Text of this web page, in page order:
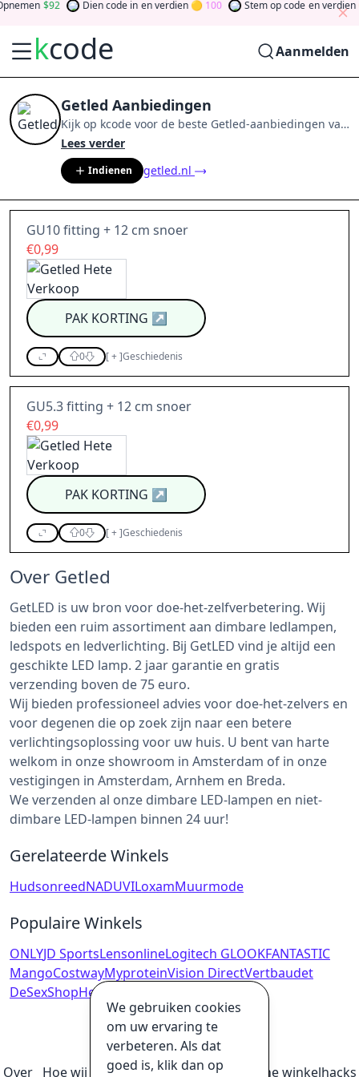
92 Dien code in en verdien 100 Stem op code en verdien
kcode Aanmelden
Getled Aanbiedingen
Kijk op kcode voor de beste Getled-aanbiedingen van
aug 2026. Word lid van de community
tokens door bij te dragen via stemmen, testen, delen
en meer. Drehen Sie den Glücksklee
Sie Geld
Lees verder
Indienen getled.nl
GU10 fitting + 12 cm snoer
€0,99
PAK KORTING ↗
0 [+]Geschiedenis
GU5.3 fitting + 12 cm snoer
€0,99
PAK KORTING ↗
0 [+]Geschiedenis
Over Getled
GetLED is uw bron voor doe-het-zelfverbetering. Wij
bieden een ruim assortiment aan dimbare ledlampen,
ledspots en ledverlichting. Bij GetLED vind je altijd een
geschikte LED lamp. 2 jaar garantie en gratis
verzending boven de 75 euro.
Wij bieden professioneel advies voor doe-het-zelvers en
voor degenen die op zoek zijn naar een betere
verlichtingsoplossing voor uw huis. U bent van harte
welkom in onze showroom in Amsterdam of in onze
vestigingen in Amsterdam, Arnhem en Breda.
We verzenden al onze dimbare LED-lampen en niet-
dimbare LED-lampen binnen 24 uur!
Gerelateerde Winkels
HudsonreedNADUVILoxamMuurmode
Populaire Winkels
ONLYJD SportsLensonlineLogitech GLOOKFANTASTIC
MangoCostwayMyproteinVision DirectVertbaudet
DeSexShopHeerlijkehuisjes.nl
Over Hoe wij geld verdienen Ultieme online winkelhacks
We gebruiken cookies
om uw ervaring te
verbeteren. Als dat
goed is, klik dan op